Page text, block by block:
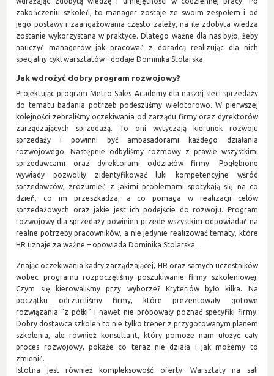
zakończeniu szkoleń, to manager zostaje ze swoim zespołem i od
jego postawy i zaangażowania często zależy, na ile zdobyta wiedza
zostanie wykorzystana w praktyce. Dlatego ważne dla nas było, żeby
nauczyć managerów jak pracować z doradcą realizując dla nich
specjalny cykl warsztatów - dodaje Dominika Stolarska.
Jak wdrożyć dobry program rozwojowy?
Projektując program Metro Sales Academy dla naszej sieci sprzedaży
do tematu badania potrzeb podeszliśmy wielotorowo. W pierwszej
kolejności zebraliśmy oczekiwania od zarządu firmy oraz dyrektorów
zarządzających sprzedażą. To oni wytyczają kierunek rozwoju
sprzedaży i powinni być ambasadorami każdego działania
rozwojowego. Następnie odbyliśmy rozmowy z prawie wszystkimi
sprzedawcami oraz dyrektorami oddziałów firmy. Pogłębione
wywiady pozwoliły zidentyfikować luki kompetencyjne wśród
sprzedawców, zrozumieć z jakimi problemami spotykają się na co
dzień, co im przeszkadza, a co pomaga w realizacji celów
sprzedażowych oraz jakie jest ich podejście do rozwoju. Program
rozwojowy dla sprzedaży powinien przede wszystkim odpowiadać na
realne potrzeby pracowników, a nie jedynie realizować tematy, które
HR uznaje za ważne – opowiada Dominika Stolarska.
Znając oczekiwania kadry zarządzającej, HR oraz samych uczestników
wobec programu rozpoczęliśmy poszukiwanie firmy szkoleniowej.
Czym się kierowaliśmy przy wyborze? Kryteriów było kilka. Na
początku odrzuciliśmy firmy, które prezentowały gotowe
rozwiązania "z półki" i nawet nie próbowały poznać specyfiki firmy.
Dobry dostawca szkoleń to nie tylko trener z przygotowanym planem
szkolenia, ale również konsultant, który pomoże nam ułożyć cały
proces rozwojowy, pokaże co teraz nie działa i jak możemy to
zmienić.
Istotna jest również kompleksowość oferty. Warsztaty na sali